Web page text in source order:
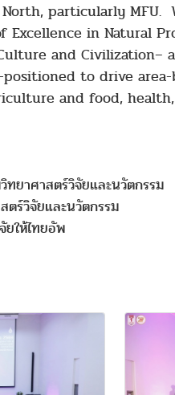
particularly MFU.
Excellence in Natural
and Civilization–
to drive
and food,
ยาศาสตร์วิจัยและนวัตกรรม
ตร์วิจัยและนวัตกรรม
ให้ไทยอัพ